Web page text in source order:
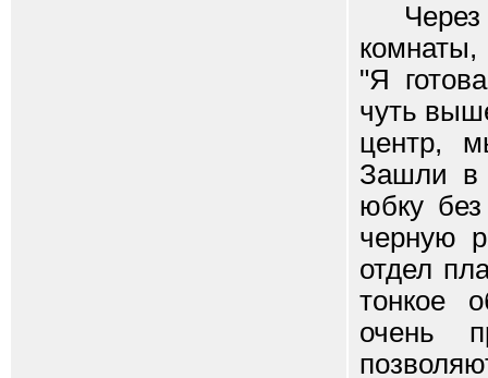
Через
комнаты,
"Я
чуть
центр,
Зашли в
юбку
черную
отдел
тонкое
очень